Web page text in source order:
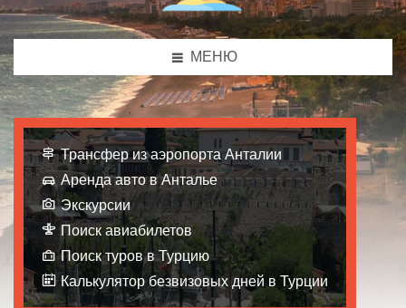
МЕНЮ
Трансфер из аэропорта Анталии
Аренда авто в Анталье
Экскурсии
Поиск авиабилетов
Поиск туров в Турцию
Калькулятор безвизовых дней в Турции